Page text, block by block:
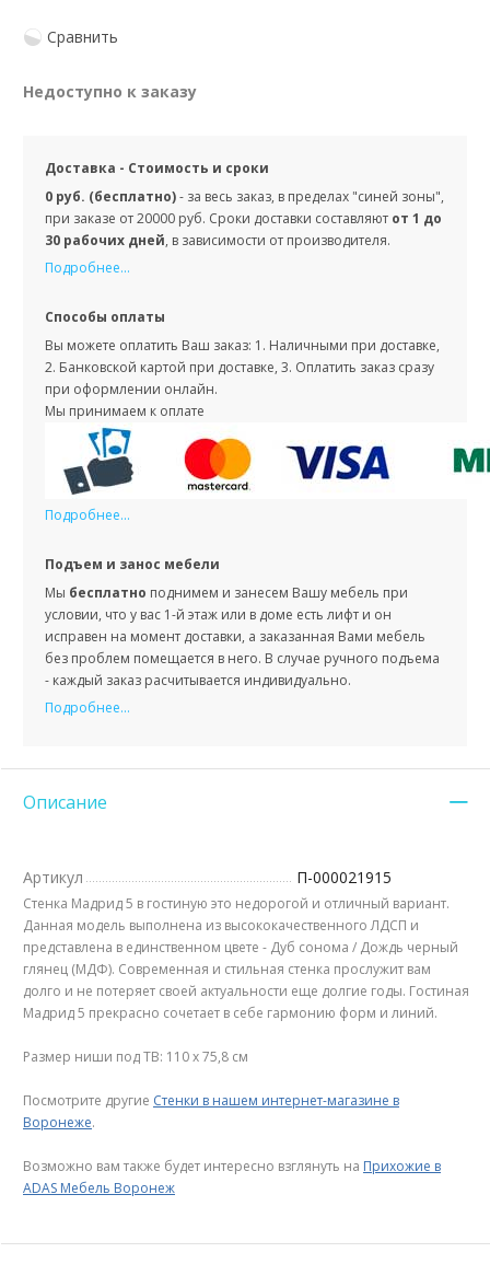
Сравнить
Недоступно к заказу
Доставка - Стоимость и сроки
0 руб. (бесплатно)- за весь заказ, в пределах "синей зоны",
при заказе от 20000 руб. Сроки доставки составляют от 1 до
30 рабочих дней, в зависимости от производителя.
Подробнее...
Способы оплаты
Вы можете оплатить Ваш заказ: 1. Наличными при доставке,
2. Банковской картой при доставке, 3. Оплатить заказ сразу
при оформлении онлайн.
Мы принимаем к оплате
Подробнее...
Подъем и занос мебели
Мы бесплатно поднимем и занесем Вашу мебель при
условии, что у вас 1-й этаж или в доме есть лифт и он
исправен на момент доставки, а заказанная Вами мебель
без проблем помещается в него. В случае ручного подъема
- каждый заказ расчитывается индивидуально.
Подробнее...
Описание
Артикул П-000021915
Стенка Мадрид 5 в гостиную это недорогой и отличный вариант.
Данная модель выполнена из высококачественного ЛДСП и
представлена в единственном цвете - Дуб сонома / Дождь черный
глянец (МДФ). Современная и стильная стенка прослужит вам
долго и не потеряет своей актуальности еще долгие годы. Гостиная
Мадрид 5 прекрасно сочетает в себе гармонию форм и линий.
Размер ниши под ТВ: 110 х 75,8 см
Посмотрите другие Стенки в нашем интернет-магазине в
Воронеже.
Возможно вам также будет интересно взглянуть на Прихожие в
ADAS Мебель Воронеж